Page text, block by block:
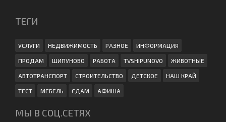
ТЕГИ
УСЛУГИ НЕДВИЖИМОСТЬ РАЗНОЕ ИНФОРМАЦИЯ
ПРОДАМ ШИПУНОВО РАБОТА TVSHIPUNOVO ЖИВОТНЫЕ
АВТОТРАНСПОРТ СТРОИТЕЛЬСТВО ДЕТСКОЕ НАШ КРАЙ
ТЕСТ МЕБЕЛЬ СДАМ АФИША
МЫ В СОЦ.СЕТЯХ